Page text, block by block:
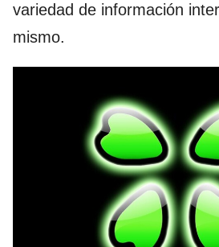
variedad de información
mismo.